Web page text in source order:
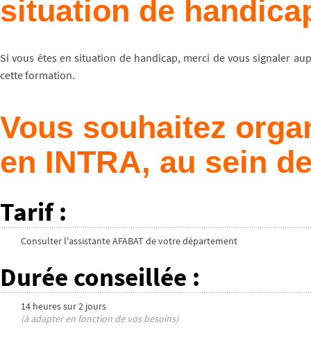
situation de
Si vous êtes en situation de handicap, merci de vous signaler
cette formation.
Vous souhaitez
en INTRA, au sein
Tarif :
Consulter l'assistante AFABAT de votre département
Durée conseillée :
14 heuressur2 jours
(à adapter en fonction de vos besoins)